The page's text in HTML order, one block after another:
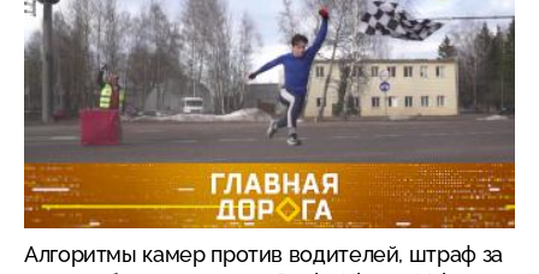
Алгоритмы камер против водителей, штраф за